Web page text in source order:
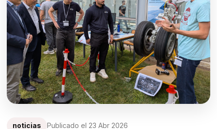
noticias Publicado el 23 Abr 2026